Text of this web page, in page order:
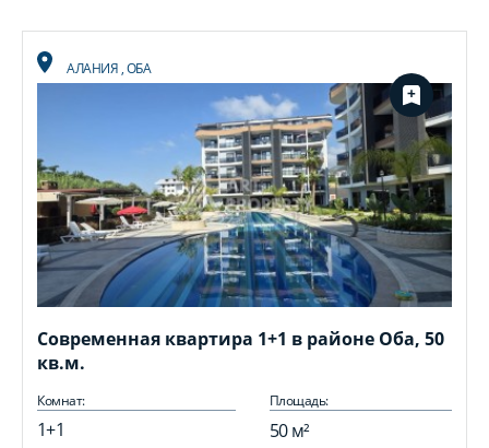
АЛАНИЯ,ОБА
Современная квартира 1+1 в районе Оба, 50
кв.м.
Комнат:
1+1
Площадь:
50 м²